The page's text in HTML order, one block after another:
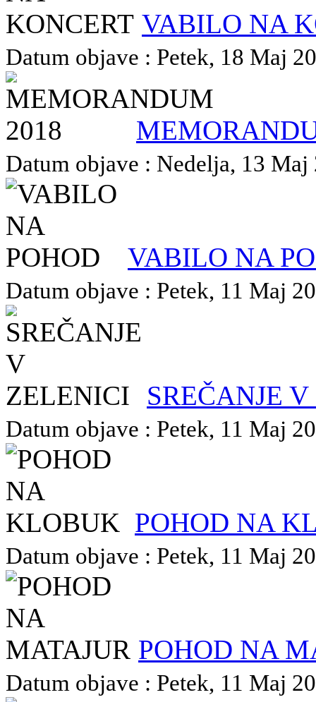
VABILO NA
Datum objave : Petek, 18 Maj
Datum objave : Nedelja, 13
VABILO NA
Datum objave : Petek, 11 Maj
SREČANJE
Datum objave : Petek, 11 Maj
POHOD NA
Datum objave : Petek, 11 Maj
POHOD NA
Datum objave : Petek, 11 Maj